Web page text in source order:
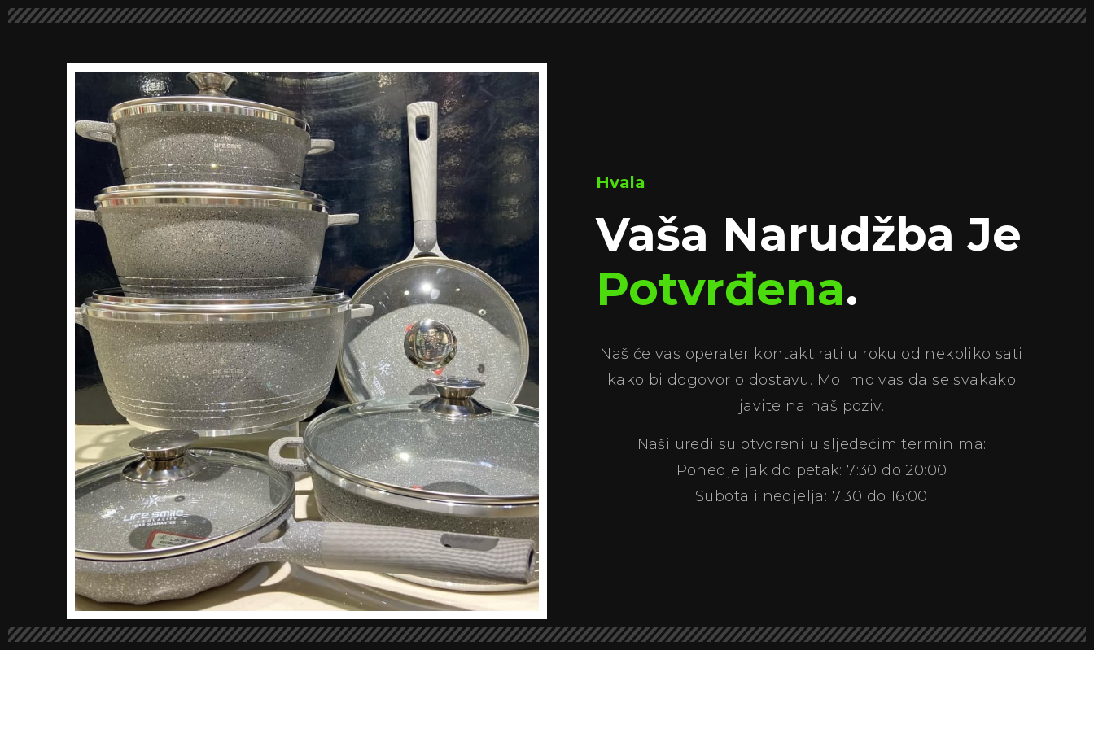
Hvala
Vaša Narudžba Je
Potvrđena.
Naš će vas operater kontaktirati u roku od nekoliko sati
kako bi dogovorio dostavu. Molimo vas da se svakako
javite na naš poziv.
Naši uredi su otvoreni u sljedećim terminima:
Ponedjeljak do petak: 7:30 do 20:00
Subota i nedjelja: 7:30 do 16:00